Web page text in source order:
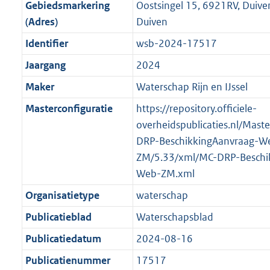
f
o
m
a
a
b
n
f
r
m
a
b
i
n
o
r
m
b
e
i
f
o
r
m
5
o
o
t
t
e
:
2
K
b
r
o
o
t
e
:
2
K
b
Gebiedsmarkering
(Adres)
Oostsingel 15, 6921RV,
Duiven
Identifier
wsb-2024-17517
Jaargang
2024
Maker
Waterschap Rijn en IJssel
Masterconfiguratie
https://repository.officiele-
overheidspublicaties.nl/
DRP-BeschikkingAanvraag-
ZM/5.33/xml/MC-DRP-
Web-ZM.xml
Organisatietype
waterschap
Publicatieblad
Waterschapsblad
Publicatiedatum
2024-08-16
Publicatienummer
17517